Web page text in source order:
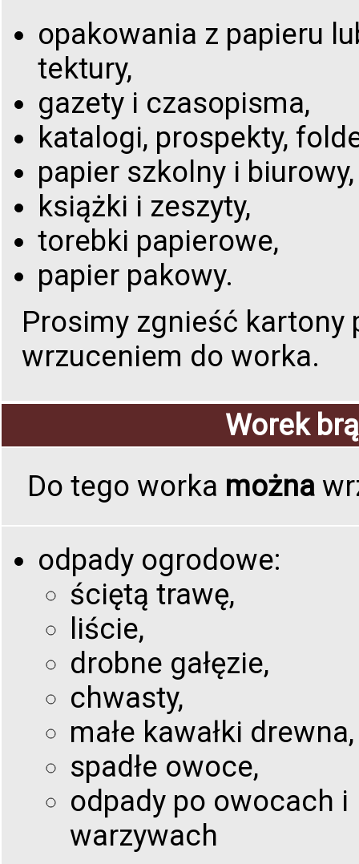
opakowania z papieru
tektury,
gazety i czasopisma,
katalogi, prospekty,
papier szkolny i biurowy,
książki i zeszyty,
torebki papierowe,
papier pakowy.
Prosimy zgnieść kartony
wrzuceniem do worka.
Worek
Do tego worka można
odpady ogrodowe:
ściętą trawę,
liście,
drobne gałęzie,
chwasty,
małe kawałki drewna,
spadłe owoce,
odpady po owocach i
warzywach